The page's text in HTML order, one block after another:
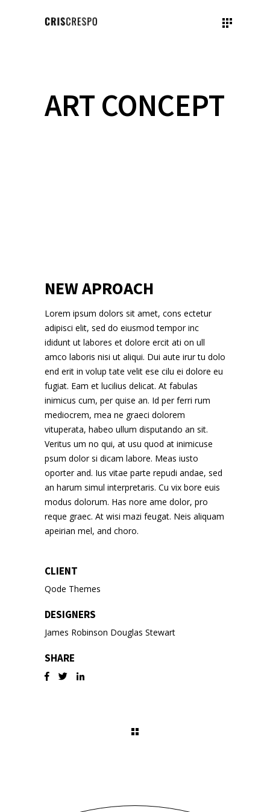
ART CONCEPT
NEW APROACH
Lorem ipsum dolors sit amet, cons ectetur
adipisci elit, sed do eiusmod tempor inc
ididunt ut labores et dolore ercit ati on ull
amco laboris nisi ut aliqui. Dui aute irur tu dolo
end erit in volup tate velit ese cilu ei dolore eu
fugiat. Eam et lucilius delicat. At fabulas
inimicus cum, per quise an. Id per ferri rum
mediocrem, mea ne graeci dolorem
vituperata, habeo ullum disputando an sit.
Veritus um no qui, at usu quod at inimicuse
psum dolor si dicam labore. Meas iusto
oporter and. Ius vitae parte repudi andae, sed
an harum simul interpretaris. Cu vix bore euis
modus dolorum. Has nore ame dolor, pro
reque graec. At wisi mazi feugat. Neis aliquam
apeirian mel, and choro.
CLIENT
Qode Themes
DESIGNERS
James Robinson Douglas Stewart
SHARE